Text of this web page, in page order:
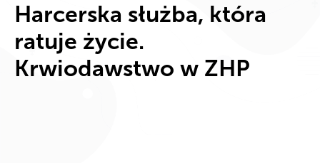
Harcerska służba, która
ratuje życie.
Krwiodawstwo w ZHP